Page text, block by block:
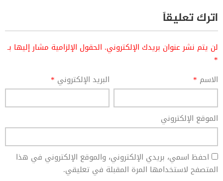
اترك تعليقاً
لن يتم نشر عنوان بريدك الإلكتروني. الحقول الإلزامية مشار إليها بـ
*
الاسم * البريد الإلكتروني *
الموقع الإلكتروني
احفظ اسمي، بريدي الإلكتروني، والموقع الإلكتروني في هذا
المتصفح لاستخدامها المرة المقبلة في تعليقي.